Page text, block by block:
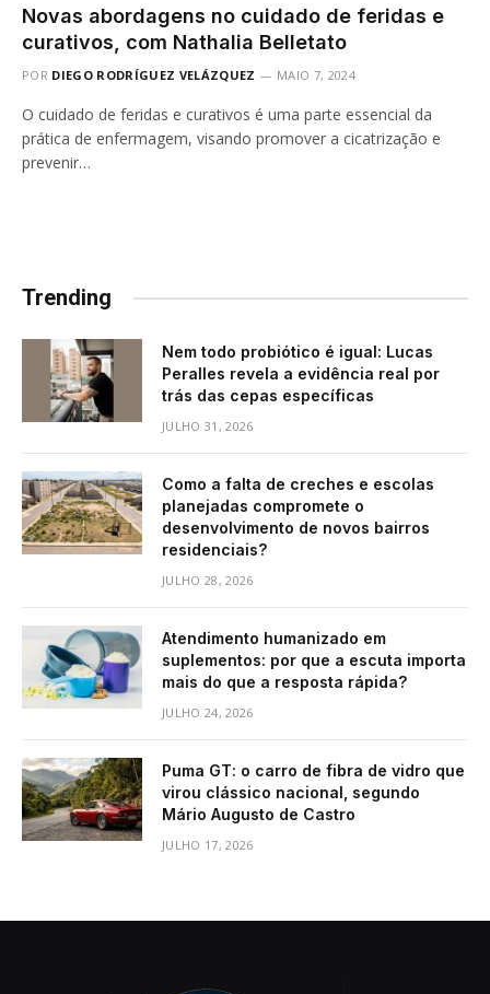
Novas abordagens no cuidado de feridas e
curativos, com Nathalia Belletato
POR DIEGO RODRÍGUEZ VELÁZQUEZ MAIO 7, 2024
O cuidado de feridas e curativos é uma parte essencial da
prática de enfermagem, visando promover a cicatrização e
prevenir…
Trending
Nem todo probiótico é igual: Lucas
Peralles revela a evidência real por
trás das cepas específicas
JULHO 31, 2026
Como a falta de creches e escolas
planejadas compromete o
desenvolvimento de novos bairros
residenciais?
JULHO 28, 2026
Atendimento humanizado em
suplementos: por que a escuta importa
mais do que a resposta rápida?
JULHO 24, 2026
Puma GT: o carro de fibra de vidro que
virou clássico nacional, segundo
Mário Augusto de Castro
JULHO 17, 2026